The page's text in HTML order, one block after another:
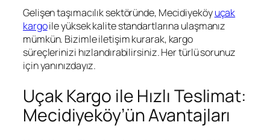
Gelişen taşımacılık sektöründe, Mecidiyeköyuçak
kargoile yüksek kalite standartlarına ulaşmanız
mümkün. Bizimle iletişim kurarak, kargo
süreçlerinizi hızlandırabilirsiniz. Her türlü sorunuz
için yanınızdayız.
Uçak Kargo ile Hızlı Teslimat:
Mecidiyeköy’ün Avantajları